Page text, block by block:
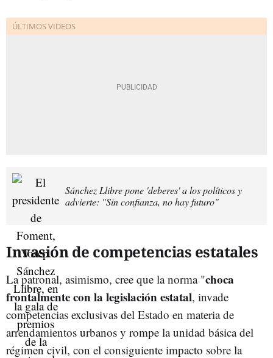
Sánchez Llibre pone 'deberes' a los políticos y
advierte: "Sin confianza, no hay futuro"
Invasión de competencias estatales
La patronal, asimismo, cree que la norma "choca
frontalmente con la legislación estatal, invade
competencias exclusivas del Estado en materia de
arrendamientos urbanos y rompe la unidad básica del
régimen civil, con el consiguiente impacto sobre la